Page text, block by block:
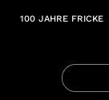
100 JAHRE FRICKE